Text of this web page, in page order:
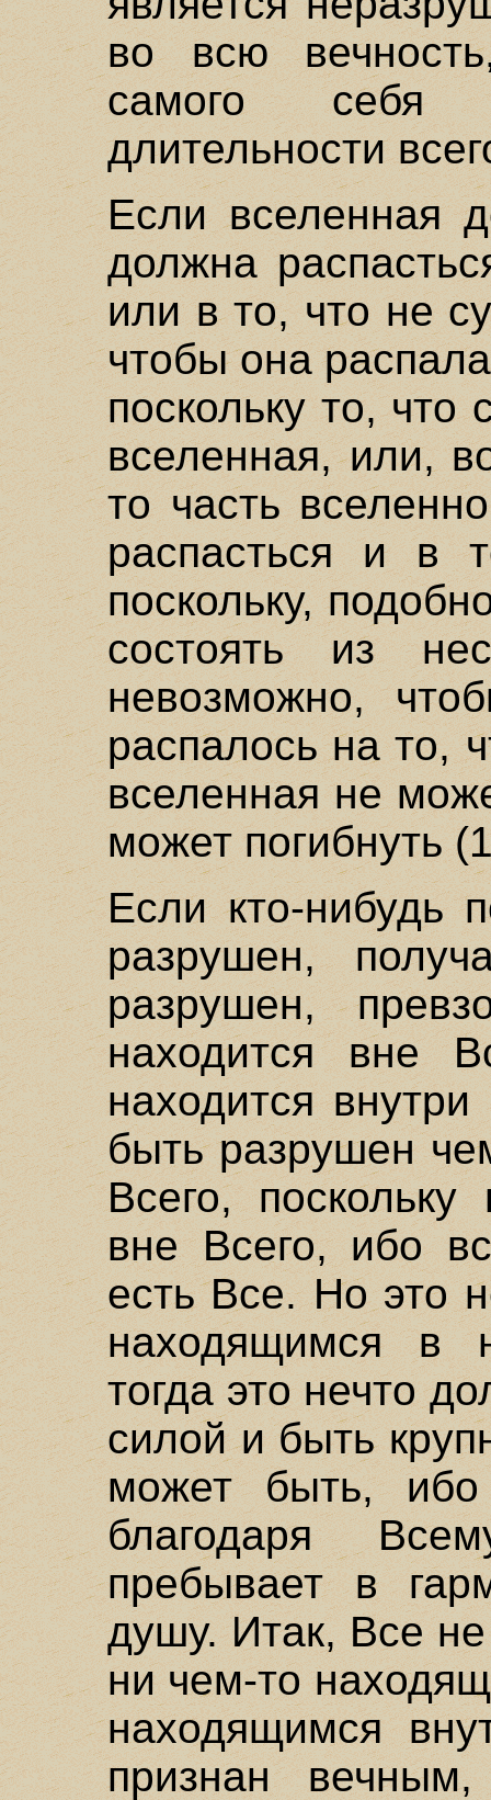
во всю
самого себя
длительности
Если вселенная
должна
или в то, что не
чтобы она
поскольку то, что
вселенная, или,
то часть
распасться и в
поскольку,
состоять из
невозможно,
распалось на то,
вселенная не
может погибнуть
Если кто-нибудь
разрушен,
разрушен,
находится вне
находится
быть разрушен
Всего,
вне Всего, ибо
есть Все. Но это
находящимся в
тогда это нечто
силой и быть
может быть,
благодаря
пребывает в
душу. Итак, Все
ни чем-то
находящимся
признан